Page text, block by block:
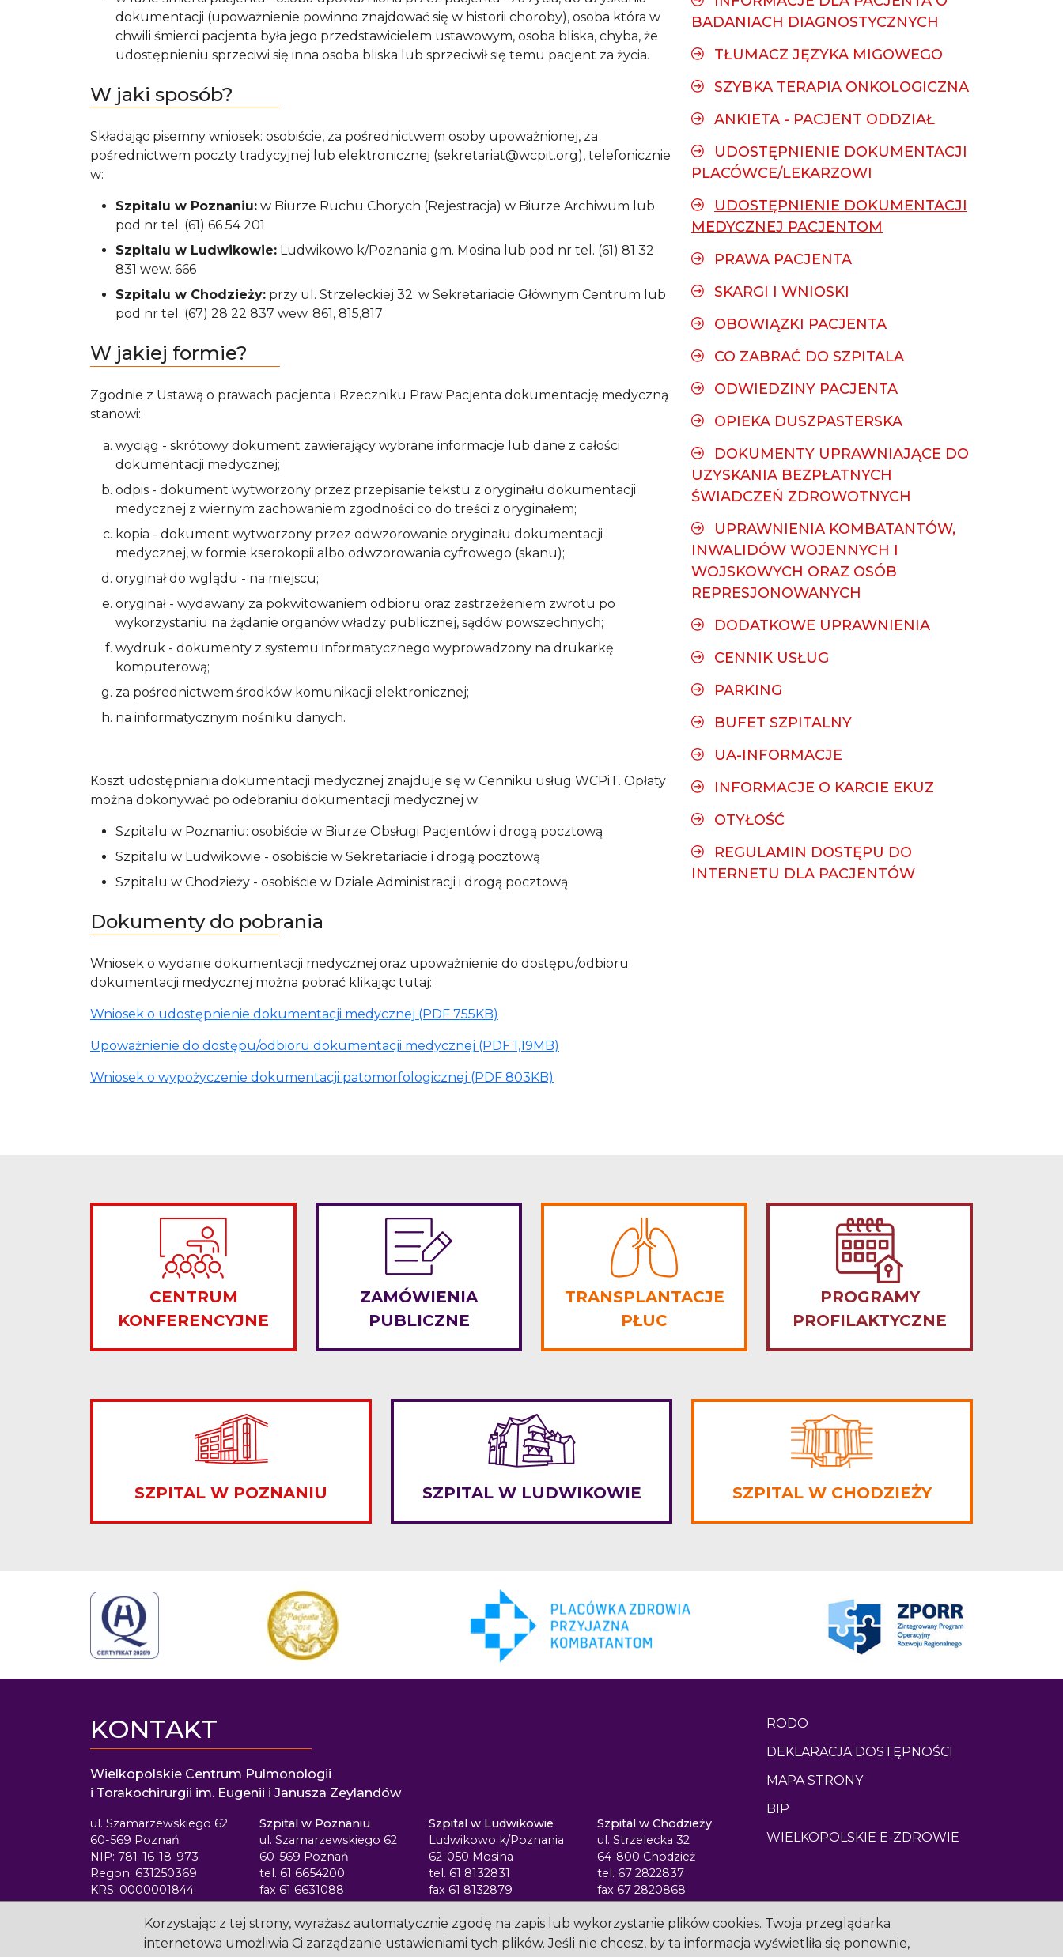
dokumentacji (upoważnienie powinno znajdować się w historii choroby), osoba która w
chwili śmierci pacjenta była jego przedstawicielem ustawowym, osoba bliska, chyba, że
udostępnieniu sprzeciwi się inna osoba bliska lub sprzeciwił się temu pacjent za życia.
W jaki sposób?
Składając pisemny wniosek: osobiście, za pośrednictwem osoby upoważnionej, za
pośrednictwem poczty tradycyjnej lub elektronicznej (sekretariat@wcpit.org), telefonicznie
w:
Szpitalu w Poznaniu: w Biurze Ruchu Chorych (Rejestracja) w Biurze Archiwum lub
pod nr tel. (61) 66 54 201
Szpitalu w Ludwikowie: Ludwikowo k/Poznania gm. Mosina lub pod nr tel. (61) 81 32
831 wew. 666
Szpitalu w Chodzieży: przy ul. Strzeleckiej 32: w Sekretariacie Głównym Centrum lub
pod nr tel. (67) 28 22 837 wew. 861, 815,817
W jakiej formie?
Zgodnie z Ustawą o prawach pacjenta i Rzeczniku Praw Pacjenta dokumentację medyczną
stanowi:
wyciąg - skrótowy dokument zawierający wybrane informacje lub dane z całości
dokumentacji medycznej;
odpis - dokument wytworzony przez przepisanie tekstu z oryginału dokumentacji
medycznej z wiernym zachowaniem zgodności co do treści z oryginałem;
kopia - dokument wytworzony przez odwzorowanie oryginału dokumentacji
medycznej, w formie kserokopii albo odwzorowania cyfrowego (skanu);
oryginał do wglądu - na miejscu;
oryginał - wydawany za pokwitowaniem odbioru oraz zastrzeżeniem zwrotu po
wykorzystaniu na żądanie organów władzy publicznej, sądów powszechnych;
wydruk - dokumenty z systemu informatycznego wyprowadzony na drukarkę
komputerową;
za pośrednictwem środków komunikacji elektronicznej;
na informatycznym nośniku danych.
Koszt udostępniania dokumentacji medycznej znajduje się w Cenniku usług WCPiT. Opłaty
można dokonywać po odebraniu dokumentacji medycznej w:
Szpitalu w Poznaniu: osobiście w Biurze Obsługi Pacjentów i drogą pocztową
Szpitalu w Ludwikowie - osobiście w Sekretariacie i drogą pocztową
Szpitalu w Chodzieży - osobiście w Dziale Administracji i drogą pocztową
Dokumenty do pobrania
Wniosek o wydanie dokumentacji medycznej oraz upoważnienie do dostępu/odbioru
dokumentacji medycznej można pobrać klikając tutaj:
Wniosek o udostępnienie dokumentacji medycznej (PDF 755KB)
Upoważnienie do dostępu/odbioru dokumentacji medycznej (PDF 1,19MB)
Wniosek o wypożyczenie dokumentacji patomorfologicznej (PDF 803KB)
BADANIACH DIAGNOSTYCZNYCH
TŁUMACZ JĘZYKA MIGOWEGO
SZYBKA TERAPIA ONKOLOGICZNA
ANKIETA - PACJENT ODDZIAŁ
UDOSTĘPNIENIE DOKUMENTACJI
PLACÓWCE/LEKARZOWI
UDOSTĘPNIENIE DOKUMENTACJI
MEDYCZNEJ PACJENTOM
PRAWA PACJENTA
SKARGI I WNIOSKI
OBOWIĄZKI PACJENTA
CO ZABRAĆ DO SZPITALA
ODWIEDZINY PACJENTA
OPIEKA DUSZPASTERSKA
DOKUMENTY UPRAWNIAJĄCE DO
UZYSKANIA BEZPŁATNYCH
ŚWIADCZEŃ ZDROWOTNYCH
UPRAWNIENIA KOMBATANTÓW,
INWALIDÓW WOJENNYCH I
WOJSKOWYCH ORAZ OSÓB
REPRESJONOWANYCH
DODATKOWE UPRAWNIENIA
CENNIK USŁUG
PARKING
BUFET SZPITALNY
UA-INFORMACJE
INFORMACJE O KARCIE EKUZ
OTYŁOŚĆ
REGULAMIN DOSTĘPU DO
INTERNETU DLA PACJENTÓW
CENTRUM
KONFERENCYJNE
ZAMÓWIENIA
PUBLICZNE
TRANSPLANTACJE
PŁUC
PROGRAMY
PROFILAKTYCZNE
SZPITAL W POZNANIU SZPITAL W LUDWIKOWIE SZPITAL W CHODZIEŻY
KONTAKT
Wielkopolskie Centrum Pulmonologii
i Torakochirurgii im. Eugenii i Janusza Zeylandów
ul. Szamarzewskiego 62
60-569 Poznań
NIP: 781-16-18-973
Regon: 631250369
KRS: 0000001844
Szpital w Poznaniu
ul. Szamarzewskiego 62
60-569 Poznań
tel. 61 6654200
fax 61 6631088
Szpital w Ludwikowie
Ludwikowo k/Poznania
62-050 Mosina
tel. 61 8132831
fax 61 8132879
Szpital w Chodzieży
ul. Strzelecka 32
64-800 Chodzież
tel. 67 2822837
fax 67 2820868
RODO
DEKLARACJA DOSTĘPNOŚCI
MAPA STRONY
BIP
WIELKOPOLSKIE E-ZDROWIE
Korzystając z tej strony, wyrażasz automatycznie zgodę na zapis lub wykorzystanie plików cookies. Twoja przeglądarka
internetowa umożliwia Ci zarządzanie ustawieniami tych plików. Jeśli nie chcesz, by ta informacja wyświetliła się ponownie,